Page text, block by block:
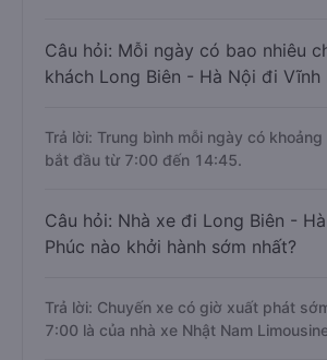
Câu hỏi: Mỗi ngày có bao nhiêu
khách Long Biên - Hà Nội đi Vĩnh
Trả lời: Trung bình mỗi ngày có
bắt đầu từ 7:00 đến 14:45.
Câu hỏi: Nhà xe đi Long Biên -
Phúc nào khởi hành sớm nhất?
Trả lời: Chuyến xe có giờ xuất phát
7:00 là của nhà xe Nhật Nam